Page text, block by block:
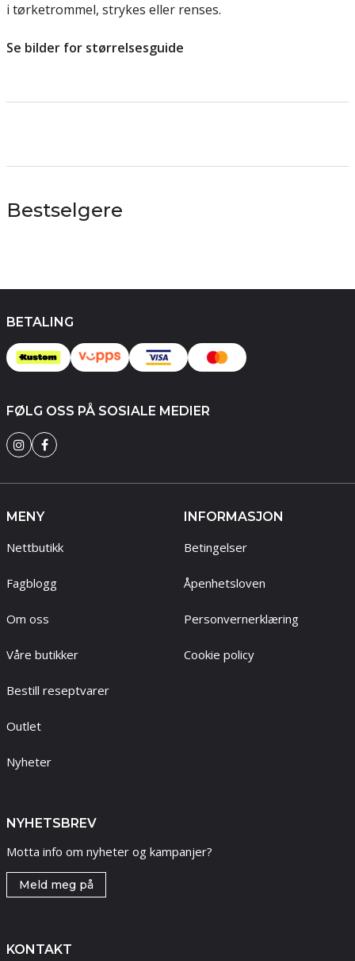
i tørketrommel, strykes eller renses.
Se bilder for størrelsesguide
Bestselgere
BETALING
FØLG OSS PÅ SOSIALE MEDIER
MENY
Nettbutikk
Fagblogg
Om oss
Våre butikker
Bestill reseptvarer
Outlet
Nyheter
INFORMASJON
Betingelser
Åpenhetsloven
Personvernerklæring
Cookie policy
NYHETSBREV
Motta info om nyheter og kampanjer?
Meld meg på
KONTAKT